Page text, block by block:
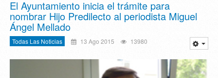
El Ayuntamiento inicia el trámite para
nombrar Hijo Predilecto al periodista Miguel
Ángel Mellado
Todas Las Noticias 13 Ago 2015 13980